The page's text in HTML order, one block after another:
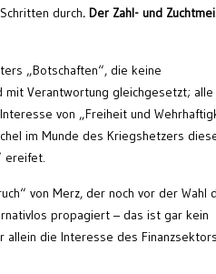
durch. Der Zahl- und
„Botschaften“, die keine
mit Verantwortung gleichgesetzt; alle
von „Freiheit und
im Munde des Kriegshetzers
ereifet.
von Merz, der noch vor der Wahl
propagiert – das ist gar kein
allein die Interesse des